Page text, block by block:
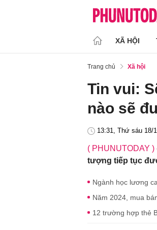
XÃ HỘI
Trang chủ Xã hội
Tin vui:
nào sẽ
13:31, Thứ sáu 18/
( PHUNUTODAY )
tượng tiếp tục
Ngành học lương
Năm 2024, mua
12 trường hợp thẻ